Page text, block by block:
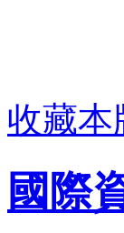
收藏本
國際